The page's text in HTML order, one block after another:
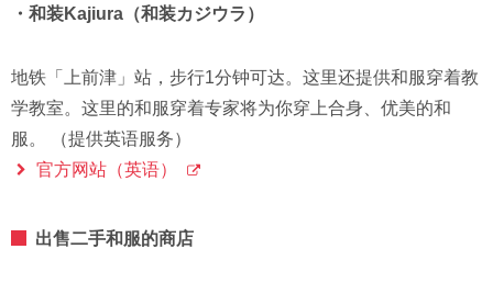
・和装Kajiura（和装カジウラ）
地铁「上前津」站，步行1分钟可达。这里还提供和服穿着教
学教室。这里的和服穿着专家将为你穿上合身、优美的和
服。 （提供英语服务）
官方网站（英语）
出售二手和服的商店